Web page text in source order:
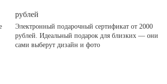
рублей
Электронный подарочный сертификат от 2000
рублей. Идеальный подарок для близких — они
сами выберут дизайн и фото